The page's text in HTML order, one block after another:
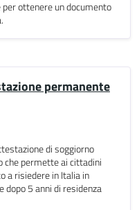
ottenere un documento
permanente
di soggiorno
che permette ai cittadini
a risiedere in Italia in
dopo 5 anni di residenza